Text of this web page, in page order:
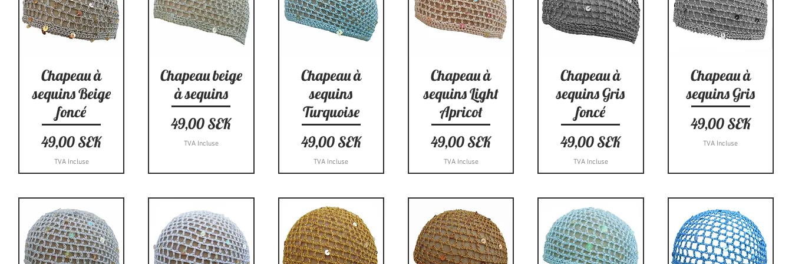
Aperçu rapide
Chapeau à
sequins Beige
foncé
Prix
49,00 SEK
TVA Incluse
Aperçu rapide
Chapeau beige
à sequins
Prix
49,00 SEK
TVA Incluse
Aperçu rapide
Chapeau à
sequins
Turquoise
Prix
49,00 SEK
TVA Incluse
Aperçu rapide
Chapeau à
sequins Light
Apricot
Prix
49,00 SEK
TVA Incluse
Aperçu rapide
Chapeau à
sequins Gris
foncé
Prix
49,00 SEK
TVA Incluse
Aperçu rapide
Chapeau à
sequins Gris
Prix
49,00 SEK
TVA Incluse